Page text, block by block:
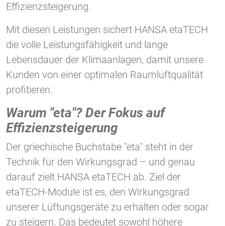
Effizienzsteigerung.
Mit diesen Leistungen sichert HANSA etaTECH
die volle Leistungsfähigkeit und lange
Lebensdauer der Klimaanlagen, damit unsere
Kunden von einer optimalen Raumluftqualität
profitieren.
Warum "eta"? Der Fokus auf
Effizienzsteigerung
Der griechische Buchstabe "eta" steht in der
Technik für den Wirkungsgrad – und genau
darauf zielt HANSA etaTECH ab. Ziel der
etaTECH-Module ist es, den Wirkungsgrad
unserer Lüftungsgeräte zu erhalten oder sogar
zu steigern. Das bedeutet sowohl höhere